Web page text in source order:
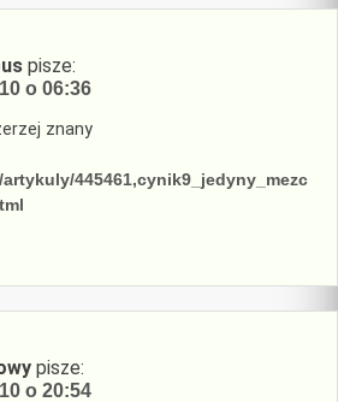
pisze:
o 06:36
znany
445461,cynik9_jedyny_mezc
pisze:
o 20:54